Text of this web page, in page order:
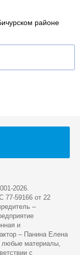
районе
2026.
77-59166 от 22
–
и
– Панина Елена
любые материалы,
с